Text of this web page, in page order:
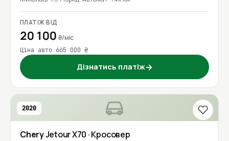
ПЛАТІЖ ВІД
20 100 ₴/міс
Ціна авто 665 000 ₴
Дізнатись платіж→
2020
CheryJetour X70 · Кросовер